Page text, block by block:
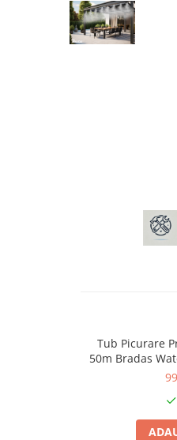
Seminte legume
Tub Picurare
50m Bradas
Irigare Perete